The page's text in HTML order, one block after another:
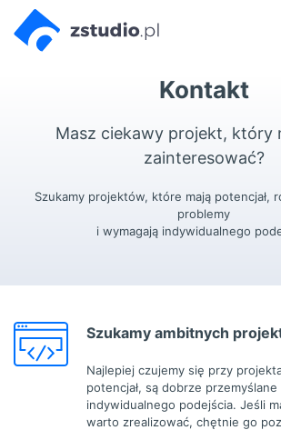
Przejdź
do menu
Przejdź do
aktualności
Przejdź
do
Kontakt
Masz ciekawy projekt, który
zainteresować?
Szukamy projektów, które mają potencjał,
problemy
i wymagają indywidualnego
Szukamy ambitnych
Najlepiej czujemy się przy
potencjał, są dobrze przemyślane
indywidualnego podejścia. Jeśli
warto zrealizować, chętnie go